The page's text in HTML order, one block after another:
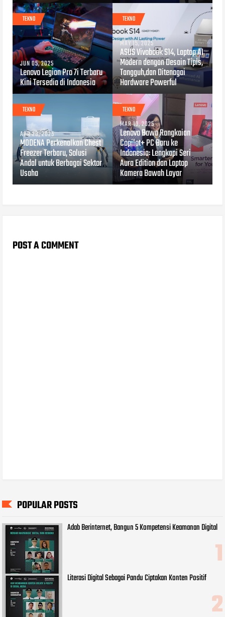
TEKNO
JUN 05, 2025
Lenovo Legion Pro 7i Terbaru
Kini Tersedia di Indonesia
TEKNO
MAY 15, 2025
ASUS Vivobook S14, Laptop AI
Modern dengan Desain Tipis,
Tangguh,dan Ditenagai
Hardware Powerful
TEKNO
APR 28, 2025
MODENA Perkenalkan Chest
Freezer Terbaru, Solusi
Andal untuk Berbagai Sektor
Usaha
TEKNO
MAR 13, 2025
Lenovo Bawa Rangkaian
Copilot+ PC Baru ke
Indonesia: Lengkapi Seri
Aura Edition dan Laptop
Kamera Bawah Layar
POST A COMMENT
POPULAR POSTS
Adab Berinternet, Bangun 5 Kompetensi Keamanan Digital
Literasi Digital Sebagai Pandu Ciptakan Konten Positif